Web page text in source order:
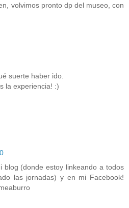
volvimos pronto dp del museo, con
suerte haber ido.
la experiencia! :)
blog (donde estoy linkeando a todos
las jornadas) y en mi Facebook!